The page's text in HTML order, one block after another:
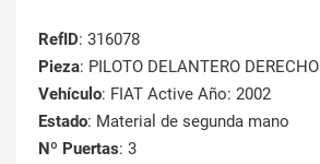
RefID: 316078
Pieza: PILOTO DELANTERO DERECHO
Vehículo: FIAT Active Año: 2002
Estado: Material de segunda mano
Nº Puertas: 3